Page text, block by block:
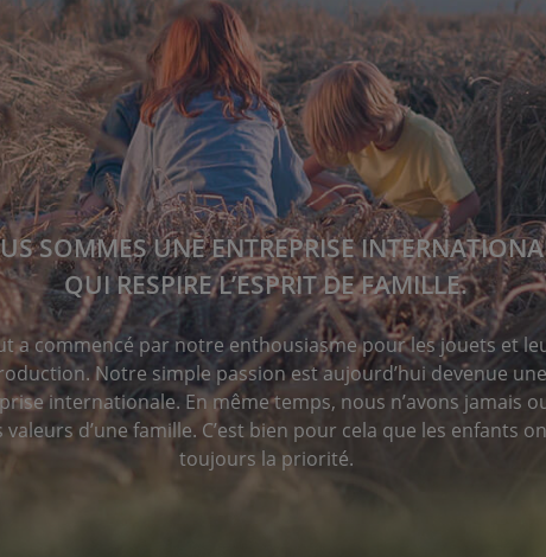
SOMMES UNE ENTREPRISE
QUI RESPIRE L’ESPRIT DE FAMILLE.
a commencé par notre enthousiasme pour les jouets et
Notre simple passion est aujourd’hui devenue une
internationale. En même temps, nous n’avons jamais
valeurs d’une famille. C’est bien pour cela que les enfants
toujours la priorité.